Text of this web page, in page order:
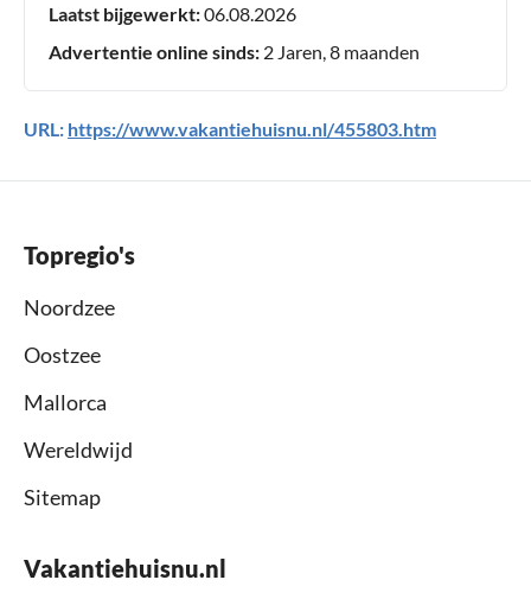
Laatst bijgewerkt:06.08.2026
Advertentie online sinds: 2 Jaren, 8 maanden
URL: https://www.vakantiehuisnu.nl/455803.htm
Topregio's
Noordzee
Oostzee
Mallorca
Wereldwijd
Sitemap
Vakantiehuisnu.nl